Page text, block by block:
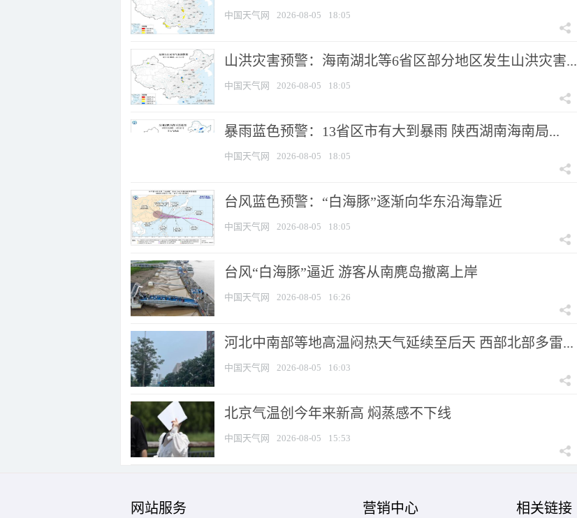
中国天气网 2026-08-05 18:05
山洪灾害预警：海南湖北等6省区部分地区发生山洪灾害...
中国天气网 2026-08-05 18:05
暴雨蓝色预警：13省区市有大到暴雨 陕西湖南海南局...
中国天气网 2026-08-05 18:05
台风蓝色预警：“白海豚”逐渐向华东沿海靠近
中国天气网 2026-08-05 18:05
台风“白海豚”逼近 游客从南麂岛撤离上岸
中国天气网 2026-08-05 16:26
河北中南部等地高温闷热天气延续至后天 西部北部多雷...
中国天气网 2026-08-05 16:03
北京气温创今年来新高 焖蒸感不下线
中国天气网 2026-08-05 15:53
网站服务 营销中心 相关链接